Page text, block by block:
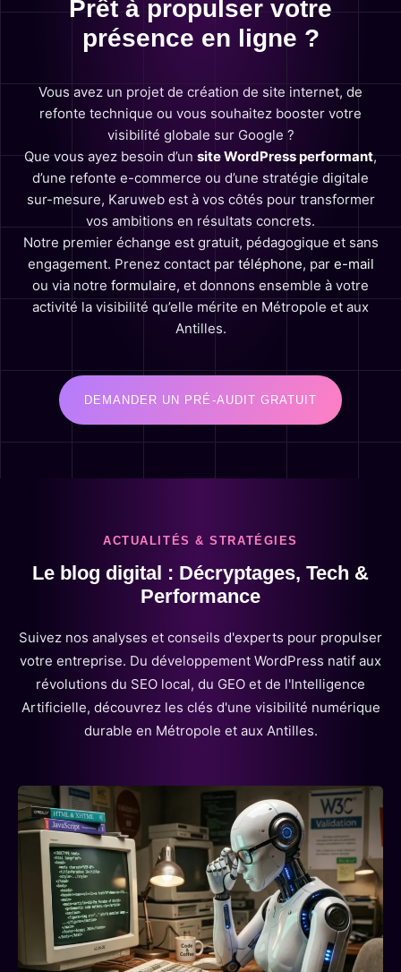
Prêt à propulser votre
présence en ligne ?
Vous avez un projet de création de site internet, de
refonte technique ou vous souhaitez booster votre
visibilité globale sur Google ?
Que vous ayez besoin d’un site WordPress performant,
d’une refonte e-commerce ou d’une stratégie digitale
sur-mesure, Karuweb est à vos côtés pour transformer
vos ambitions en résultats concrets.
Notre premier échange est gratuit, pédagogique et sans
engagement. Prenez contact par téléphone, par e-mail
ou via notre formulaire, et donnons ensemble à votre
activité la visibilité qu’elle mérite en Métropole et aux
Antilles.
DEMANDER UN PRÉ-AUDIT GRATUIT
ACTUALITÉS & STRATÉGIES
Le blog digital : Décryptages, Tech &
Performance
Suivez nos analyses et conseils d'experts pour propulser
votre entreprise. Du développement WordPress natif aux
révolutions du SEO local, du GEO et de l'Intelligence
Artificielle, découvrez les clés d'une visibilité numérique
durable en Métropole et aux Antilles.